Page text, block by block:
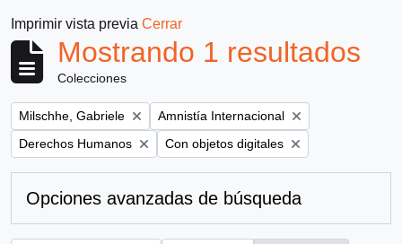
Imprimir vista previa Cerrar
Mostrando 1 resultados
Colecciones
Remove filter:
Milschhe, Gabriele Remove filter:
Amnistía Internacional
Remove filter:
Derechos Humanos Remove filter:
Con objetos digitales
Opciones avanzadas de búsqueda